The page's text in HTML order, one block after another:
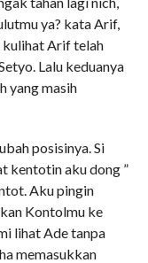
ya? kata Arif,
kulihat Arif telah
Lalu keduanya
yang masih
posisinya. Si
kentotin aku dong ”
Aku pingin
Kontolmu ke
lihat Ade tanpa
memasukkan